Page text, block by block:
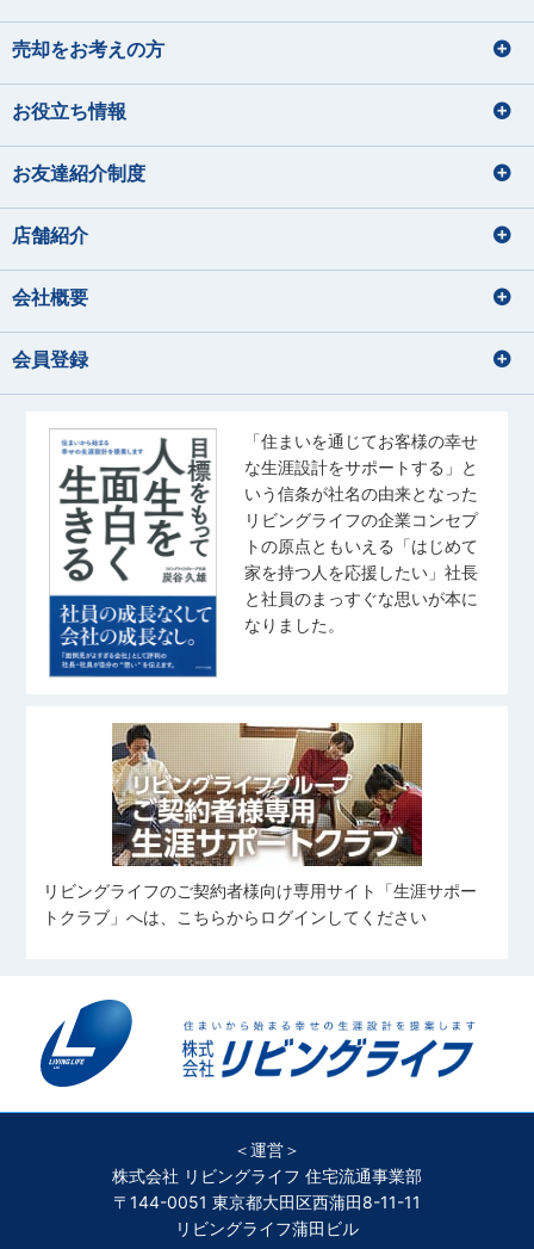
売却をお考えの方
お役立ち情報
お友達紹介制度
店舗紹介
会社概要
会員登録
「住まいを通じてお客様の幸せ
な生涯設計をサポートする」と
いう信条が社名の由来となった
リビングライフの企業コンセプ
トの原点ともいえる「はじめて
家を持つ人を応援したい」社長
と社員のまっすぐな思いが本に
なりました。
リビングライフのご契約者様向け専用サイト「生涯サポー
トクラブ」へは、こちらからログインしてください
＜運営＞
株式会社 リビングライフ 住宅流通事業部
〒144-0051 東京都大田区西蒲田8-11-11
リビングライフ蒲田ビル